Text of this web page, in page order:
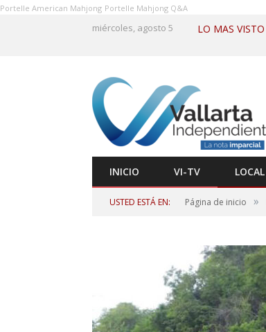
Portelle American Mahjong Portelle Mahjong Q&A
miércoles, agosto 5 LO MAS VISTO
INICIO VI-TV LOCAL
USTED ESTÁ EN: Página de inicio »